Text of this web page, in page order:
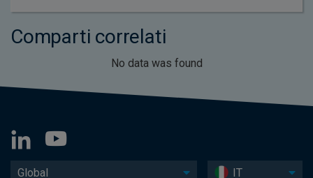
Comparti correlati
No data was found
Global IT